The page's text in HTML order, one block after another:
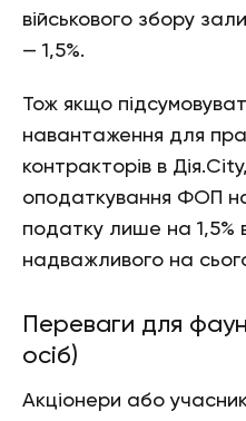
військового збору
— 1,5%.
Тож якщо
навантаження для
контракторів в
оподаткування ФОП
податку лише на 1,5%
надважливого на
Переваги для
осіб)
Акціонери або